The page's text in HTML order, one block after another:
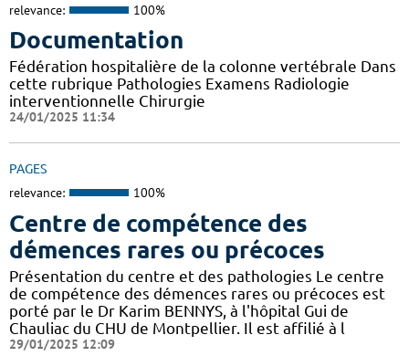
relevance: 100%
Documentation
Fédération hospitalière de la colonne vertébrale Dans
cette rubrique Pathologies Examens Radiologie
interventionnelle Chirurgie
24/01/2025 11:34
PAGES
relevance: 100%
Centre de compétence des
démences rares ou précoces
Présentation du centre et des pathologies Le centre
de compétence des démences rares ou précoces est
porté par le Dr Karim BENNYS, à l'hôpital Gui de
Chauliac du CHU de Montpellier. Il est affilié à l
29/01/2025 12:09